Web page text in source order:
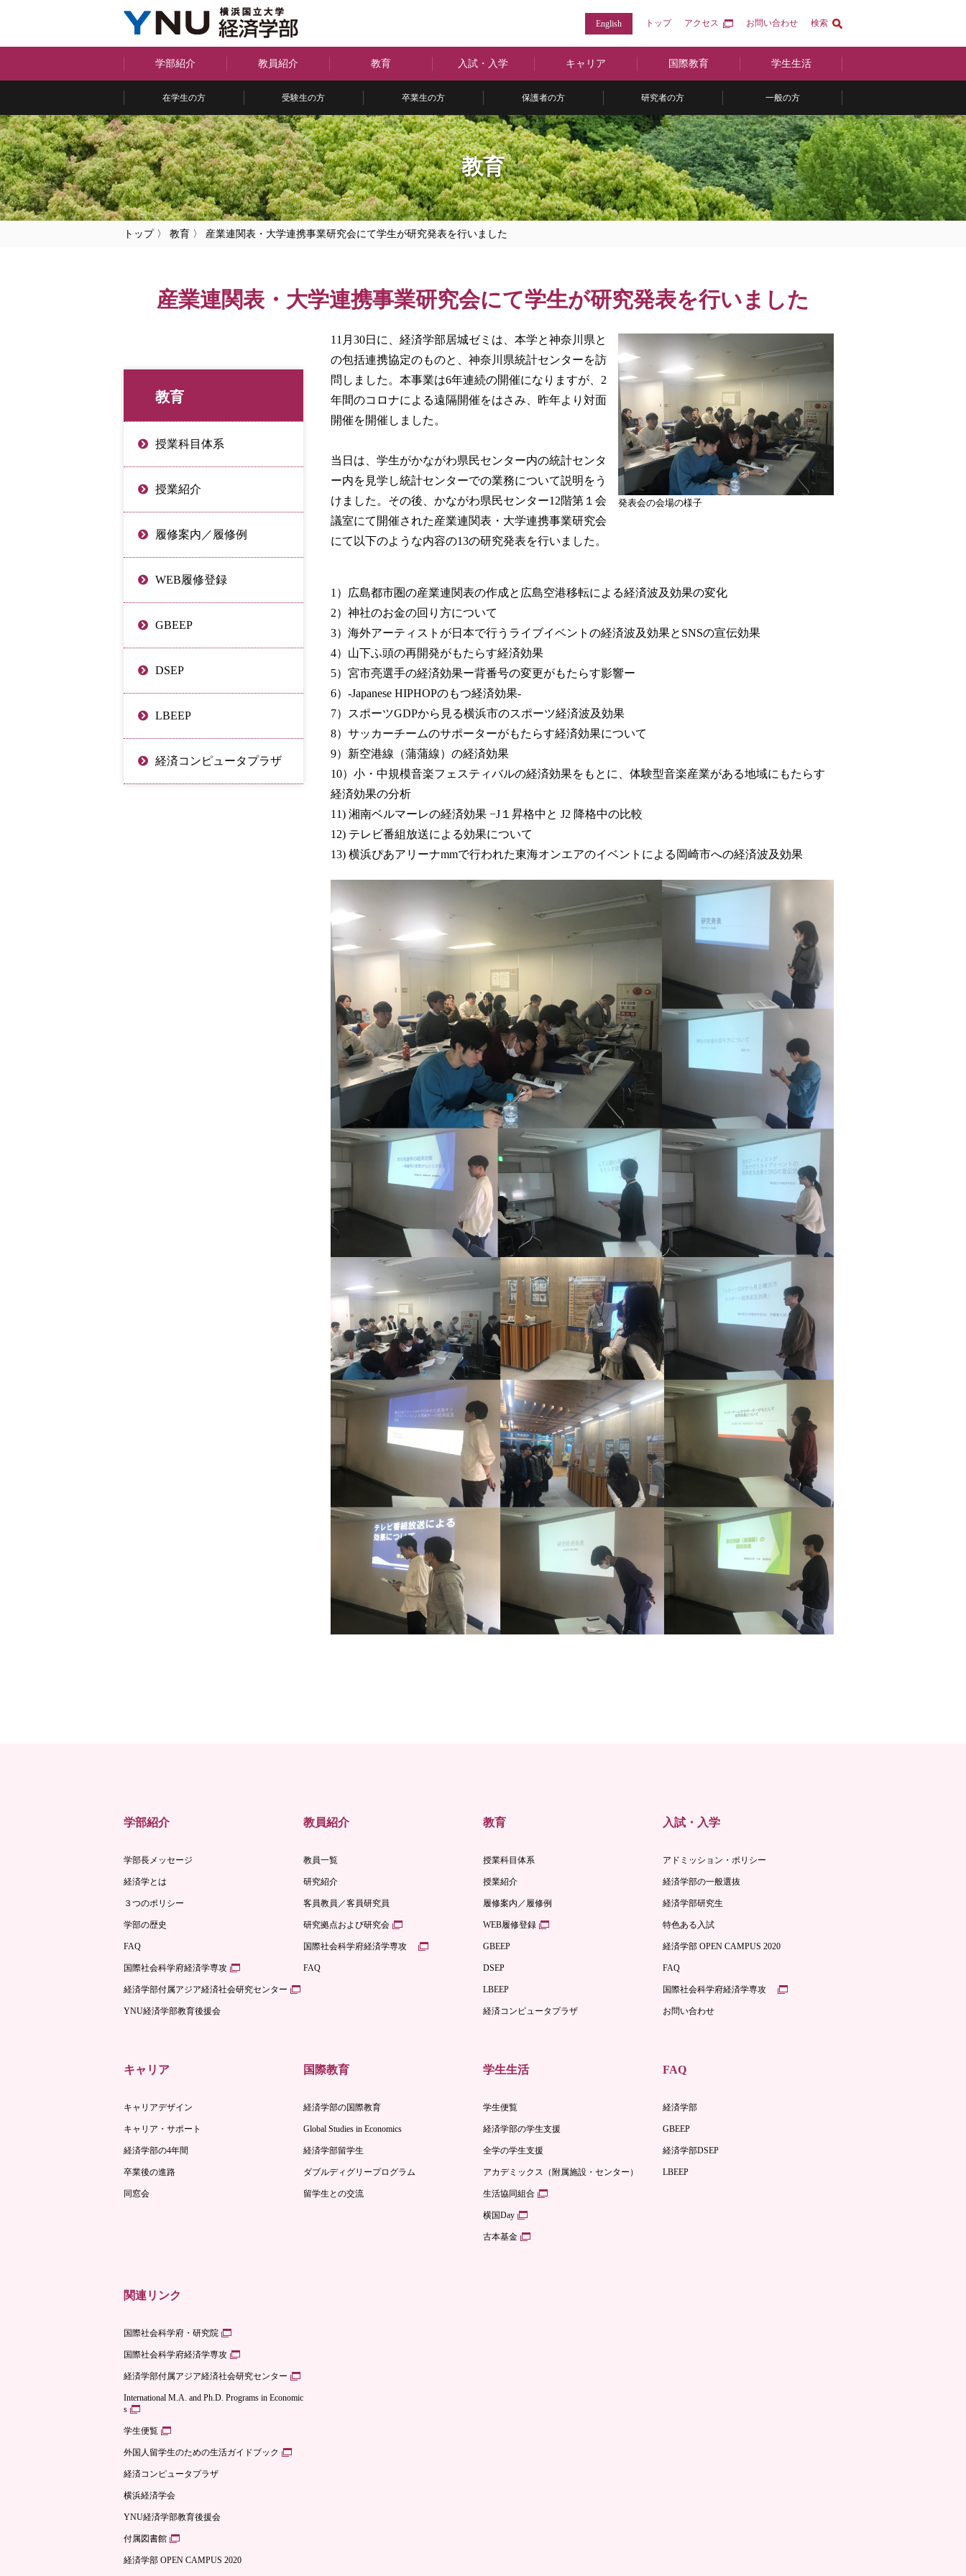
English トップ アクセス お問い合わせ 検索
学部紹介 教員紹介 教育 入試・入学 キャリア 国際教育 学生生活
在学生の方 受験生の方 卒業生の方 保護者の方 研究者の方 一般の方
教育
トップ〉 教育 〉 産業連関表・大学連携事業研究会にて学生が研究発表を行いました
産業連関表・大学連携事業研究会にて学生が研究発表を行いました
発表会の会場の様子
11月30日に、経済学部居城ゼミは、本学と神奈川県と
の包括連携協定のものと、神奈川県統計センターを訪
問しました。本事業は6年連続の開催になりますが、2
年間のコロナによる遠隔開催をはさみ、昨年より対面
開催を開催しました。
当日は、学生がかながわ県民センター内の統計センタ
ー内を見学し統計センターでの業務について説明をう
けました。その後、かながわ県民センター12階第１会
議室にて開催された産業連関表・大学連携事業研究会
にて以下のような内容の13の研究発表を行いました。
1）広島都市圏の産業連関表の作成と広島空港移転による経済波及効果の変化
2）神社のお金の回り方について
3）海外アーティストが日本で行うライブイベントの経済波及効果とSNSの宣伝効果
4）山下ふ頭の再開発がもたらす経済効果
5）宮市亮選手の経済効果ー背番号の変更がもたらす影響ー
6）-Japanese HIPHOPのもつ経済効果-
7）スポーツGDPから見る横浜市のスポーツ経済波及効果
8）サッカーチームのサポーターがもたらす経済効果について
9）新空港線（蒲蒲線）の経済効果
10）小・中規模音楽フェスティバルの経済効果をもとに、体験型音楽産業がある地域にもたらす
経済効果の分析
11) 湘南ベルマーレの経済効果 −J１昇格中と J2 降格中の比較
12) テレビ番組放送による効果について
13) 横浜ぴあアリーナmmで行われた東海オンエアのイベントによる岡崎市への経済波及効果
教育
授業科目体系
授業紹介
履修案内／履修例
WEB履修登録
GBEEP
DSEP
LBEEP
経済コンピュータプラザ
学部紹介
学部長メッセージ
経済学とは
３つのポリシー
学部の歴史
FAQ
国際社会科学府経済学専攻
経済学部付属アジア経済社会研究センター
YNU経済学部教育後援会
教員紹介
教員一覧
研究紹介
客員教員／客員研究員
研究拠点および研究会
国際社会科学府経済学専攻
FAQ
教育
授業科目体系
授業紹介
履修案内／履修例
WEB履修登録
GBEEP
DSEP
LBEEP
経済コンピュータプラザ
入試・入学
アドミッション・ポリシー
経済学部の一般選抜
経済学部研究生
特色ある入試
経済学部 OPEN CAMPUS 2020
FAQ
国際社会科学府経済学専攻
お問い合わせ
キャリア
キャリアデザイン
キャリア・サポート
経済学部の4年間
卒業後の進路
同窓会
国際教育
経済学部の国際教育
Global Studies in Economics
経済学部留学生
ダブルディグリープログラム
留学生との交流
学生生活
学生便覧
経済学部の学生支援
全学の学生支援
アカデミックス（附属施設・センター）
生活協同組合
横国Day
古本基金
FAQ
経済学部
GBEEP
経済学部DSEP
LBEEP
関連リンク
国際社会科学府・研究院
国際社会科学府経済学専攻
経済学部付属アジア経済社会研究センター
International M.A. and Ph.D. Programs in Economic
s
学生便覧
外国人留学生のための生活ガイドブック
経済コンピュータプラザ
横浜経済学会
YNU経済学部教育後援会
付属図書館
経済学部 OPEN CAMPUS 2020